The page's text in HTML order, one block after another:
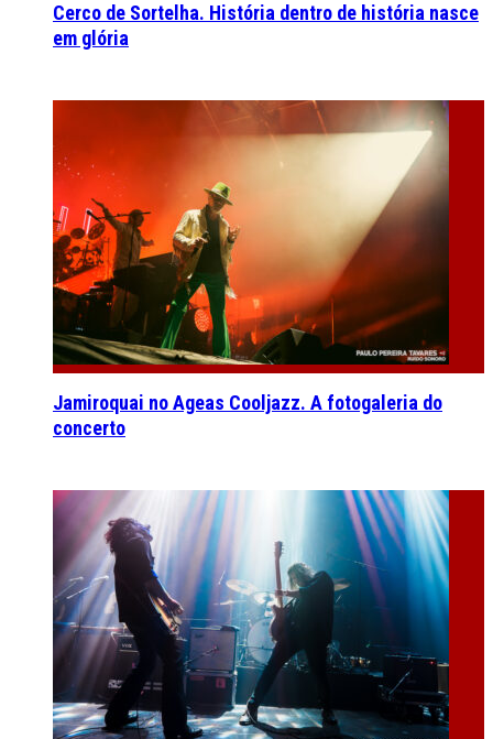
Cerco de Sortelha. História dentro de história nasce
em glória
Jamiroquai no Ageas Cooljazz. A fotogaleria do
concerto